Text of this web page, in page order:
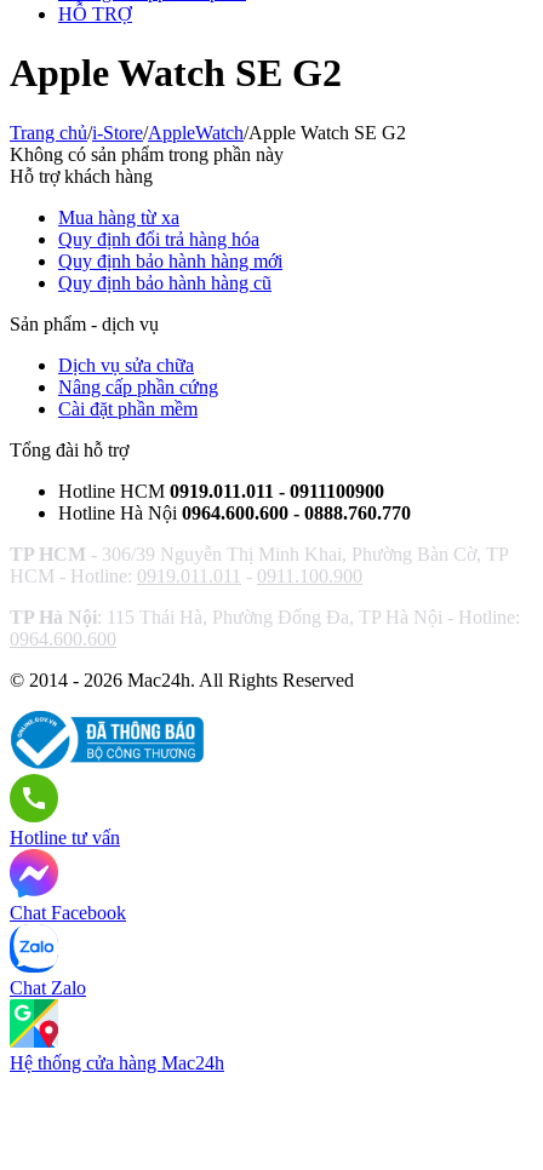
HỖ TRỢ
Apple Watch SE G2
Trang chủ/i-Store/AppleWatch/Apple Watch SE G2
Không có sản phẩm trong phần này
Hỗ trợ khách hàng
Mua hàng từ xa
Quy định đổi trả hàng hóa
Quy định bảo hành hàng mới
Quy định bảo hành hàng cũ
Sản phẩm - dịch vụ
Dịch vụ sửa chữa
Nâng cấp phần cứng
Cài đặt phần mềm
Tổng đài hỗ trợ
Hotline HCM 0919.011.011 - 0911100900
Hotline Hà Nội 0964.600.600 - 0888.760.770
TP HCM - 306/39 Nguyễn Thị Minh Khai, Phường Bàn Cờ, TP
HCM - Hotline: 0919.011.011 - 0911.100.900
TP Hà Nội: 115 Thái Hà, Phường Đống Đa, TP Hà Nội - Hotline:
0964.600.600
© 2014 - 2026 Mac24h. All Rights Reserved
Hotline tư vấn
Chat Facebook
Chat Zalo
Hệ thống cửa hàng Mac24h